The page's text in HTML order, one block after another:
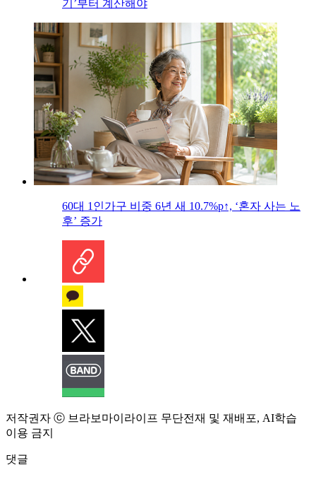
기’부터 계산해야
60대 1인가구 비중 6년 새 10.7%p↑, ‘혼자 사는 노
후’ 증가
저작권자 ⓒ 브라보마이라이프 무단전재 및 재배포, AI학습
이용 금지
댓글